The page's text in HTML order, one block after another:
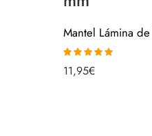
Valorado con
5.00de 5
11,95€